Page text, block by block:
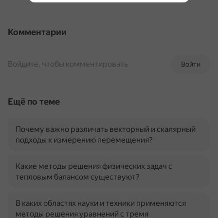
Комментарии
Войти
Войдите, чтобы комментировать
Ещё по теме
Почему важно различать векторный и скалярный
подходы к измерению перемещения?
Какие методы решения физических задач с
тепловым балансом существуют?
В каких областях науки и техники применяются
методы решения уравнений с тремя